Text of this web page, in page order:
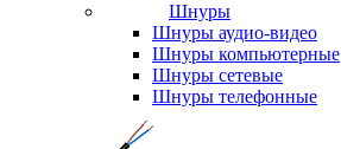
Шнуры
Шнуры аудио-видео
Шнуры компьютерные
Шнуры сетевые
Шнуры телефонные